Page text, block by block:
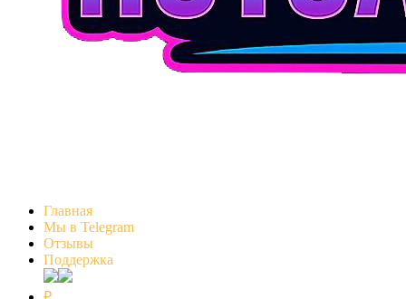
Главная
Мы в Telegram
Отзывы
Поддержка